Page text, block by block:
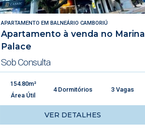
APARTAMENTO EM BALNEÁRIO CAMBORIÚ
Apartamento à venda no Marina
Palace
Sob Consulta
154.80m²
Área Útil
4 Dormitórios 3 Vagas
VER DETALHES